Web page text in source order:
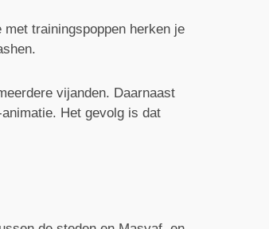
trainingspoppen herken je
vijanden. Daarnaast
Het gevolg is dat